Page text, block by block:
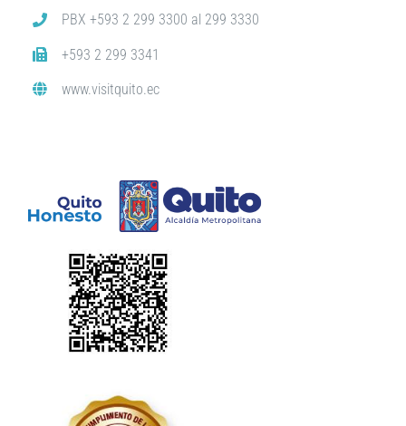
PBX +593 2 299 3300 al 299 3330
+593 2 299 3341
www.visitquito.ec